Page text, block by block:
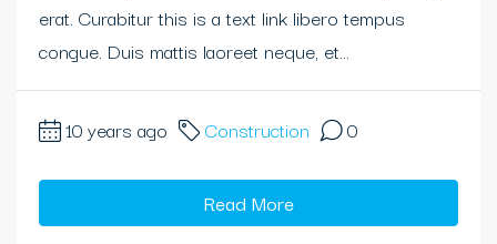
erat. Curabitur this is a text link libero tempus
congue. Duis mattis laoreet neque, et...
10 years ago Construction 0
Read More